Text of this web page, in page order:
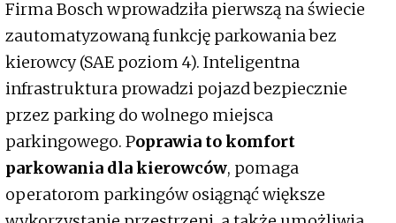
Firma Bosch wprowadziła pierwszą na świecie
zautomatyzowaną funkcję parkowania bez
kierowcy (SAE poziom 4). Inteligentna
infrastruktura prowadzi pojazd bezpiecznie
przez parking do wolnego miejsca
parkingowego. Poprawia to komfort
parkowania dla kierowców, pomaga
operatorom parkingów osiągnąć większe